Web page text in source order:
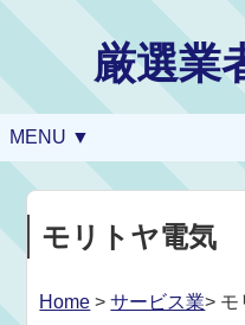
厳選業
MENU ▼
モリトヤ電気
Home >サービス業> モ